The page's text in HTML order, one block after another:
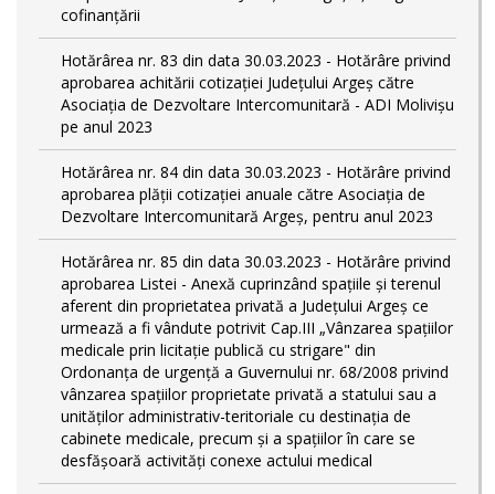
cofinanțării
Hotărârea nr. 83 din data 30.03.2023 - Hotărâre privind
aprobarea achitării cotizației Județului Argeș către
Asociația de Dezvoltare Intercomunitară - ADI Molivișu
pe anul 2023
Hotărârea nr. 84 din data 30.03.2023 - Hotărâre privind
aprobarea plății cotizației anuale către Asociația de
Dezvoltare Intercomunitară Argeș, pentru anul 2023
Hotărârea nr. 85 din data 30.03.2023 - Hotărâre privind
aprobarea Listei - Anexă cuprinzând spaţiile şi terenul
aferent din proprietatea privată a Judeţului Argeş ce
urmează a fi vândute potrivit Cap.III „Vânzarea spaţiilor
medicale prin licitaţie publică cu strigare" din
Ordonanța de urgență a Guvernului nr. 68/2008 privind
vânzarea spațiilor proprietate privată a statului sau a
unităților administrativ-teritoriale cu destinația de
cabinete medicale, precum și a spațiilor în care se
desfășoară activități conexe actului medical